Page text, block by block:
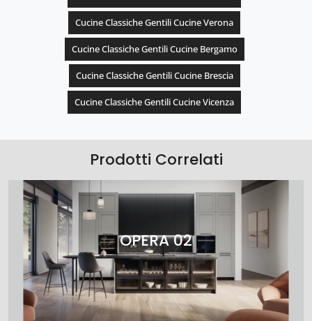
Cucine Classiche Gentili Cucine Verona
Cucine Classiche Gentili Cucine Bergamo
Cucine Classiche Gentili Cucine Brescia
Cucine Classiche Gentili Cucine Vicenza
Prodotti Correlati
OPERA 02